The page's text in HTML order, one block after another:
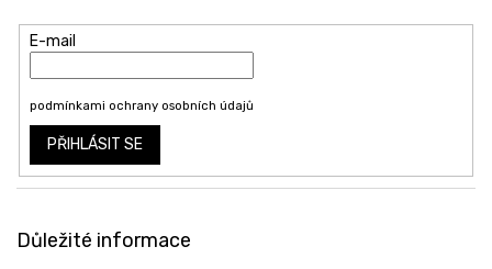
E-mail
podmínkami ochrany osobních údajů
PŘIHLÁSIT SE
Důležité informace